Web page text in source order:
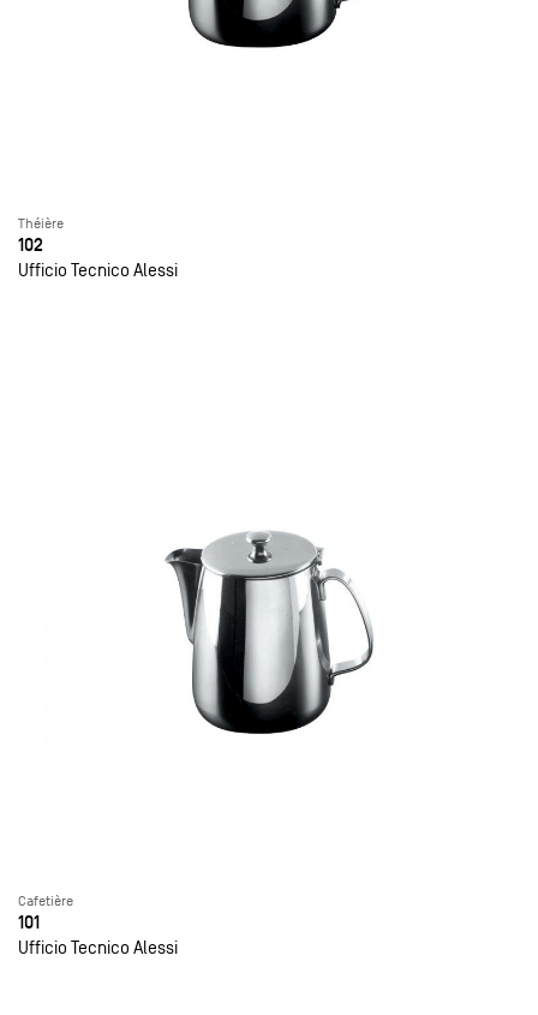
Théière
102
Ufficio Tecnico Alessi
Cafetière
101
Ufficio Tecnico Alessi